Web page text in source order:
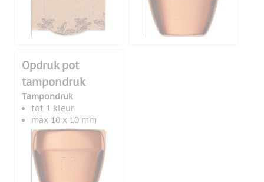
Opdruk pot
tampondruk
Tampondruk
tot 1 kleur
max 10 x 10 mm